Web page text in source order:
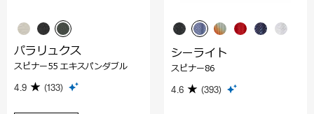
パラリュクス
スピナー55 エキスパンダブル
4.9 (133)
シーライト
スピナー86
4.6 (393)